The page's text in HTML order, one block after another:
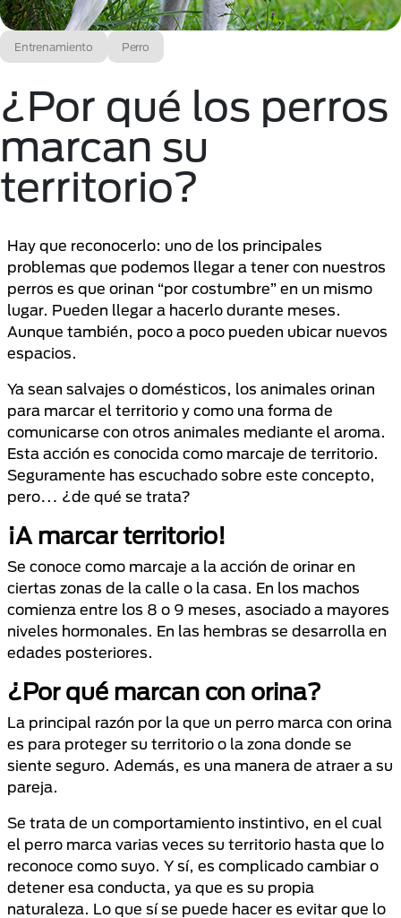
Entrenamiento Perro
¿Por qué los perros
marcan su
territorio?
Hay que reconocerlo: uno de los principales
problemas que podemos llegar a tener con nuestros
perros es que orinan “por costumbre” en un mismo
lugar. Pueden llegar a hacerlo durante meses.
Aunque también, poco a poco pueden ubicar nuevos
espacios.
Ya sean salvajes o domésticos, los animales orinan
para marcar el territorio y como una forma de
comunicarse con otros animales mediante el aroma.
Esta acción es conocida como marcaje de territorio.
Seguramente has escuchado sobre este concepto,
pero… ¿de qué se trata?
¡A marcar territorio!
Se conoce como marcaje a la acción de orinar en
ciertas zonas de la calle o la casa. En los machos
comienza entre los 8 o 9 meses, asociado a mayores
niveles hormonales. En las hembras se desarrolla en
edades posteriores.
¿Por qué marcan con orina?
La principal razón por la que un perro marca con orina
es para proteger su territorio o la zona donde se
siente seguro. Además, es una manera de atraer a su
pareja.
Se trata de un comportamiento instintivo, en el cual
el perro marca varias veces su territorio hasta que lo
reconoce como suyo. Y sí, es complicado cambiar o
detener esa conducta, ya que es su propia
naturaleza. Lo que sí se puede hacer es evitar que lo